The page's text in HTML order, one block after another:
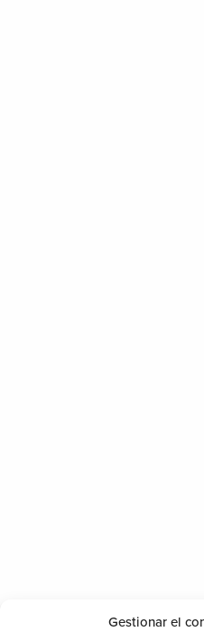
Gestionar el